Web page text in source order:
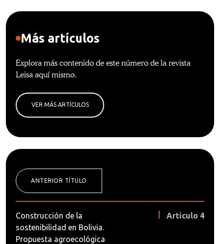
Más artículos
Explora más contenido de este número de la revista
Leisa aquí mismo.
VER MÁS ARTÍCULOS
ANTERIOR TÍTULO
Construcción de la
sostenibilidad en Bolivia.
Propuesta agroecológica
Articulo 4